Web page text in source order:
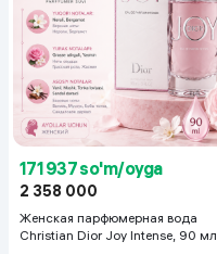
171 937 so'm/oyga
2 358 000
Женская парфюмерная вода
Christian Dior Joy Intense, 90 мл